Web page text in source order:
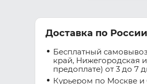
Доставка по России
Бесплатный
край, Нижегородская
предоплате) от 3 до 7
Курьером по Москве и